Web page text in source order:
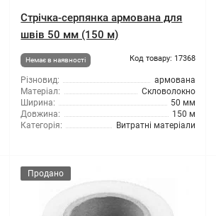
Стрічка-серпянка армована для
швів 50 мм (150 м)
Немає в наявності Код товару: 17368
Різновид:
армована
Матеріал:
Скловолокно
Ширина:
50 мм
Довжина:
150 м
Категорія:
Витратні матеріали
Продано